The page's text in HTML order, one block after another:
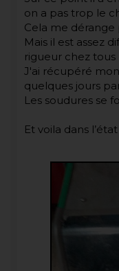
on a pas trop le
Cela me dérange
Mais il est assez
rigueur chez tous
J'ai récupéré
quelques jours
Les soudures se
Et voila dans